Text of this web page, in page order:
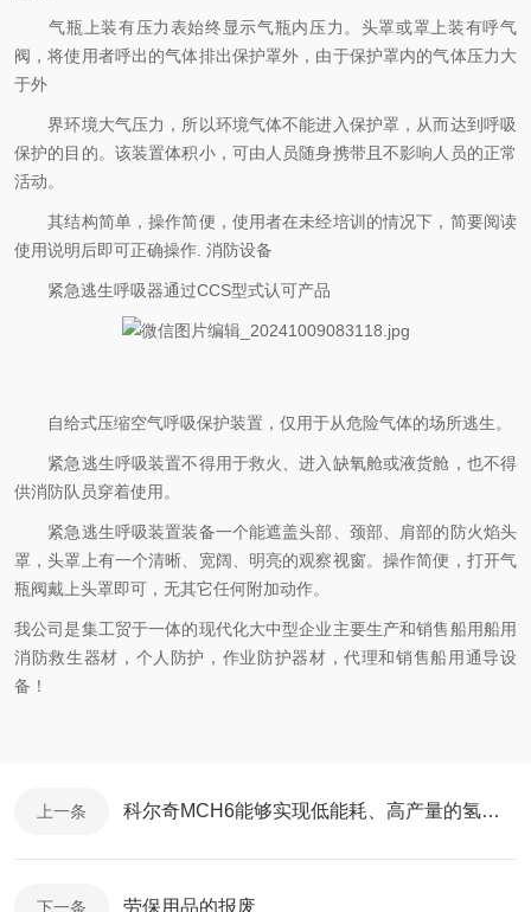
气瓶上装有压力表始终显示气瓶内压力。头罩或罩上装有呼气
阀，将使用者呼出的气体排出保护罩外，由于保护罩内的气体压力大
于外
界环境大气压力，所以环境气体不能进入保护罩，从而达到呼吸
保护的目的。该装置体积小，可由人员随身携带且不影响人员的正常
活动。
其结构简单，操作简便，使用者在未经培训的情况下，简要阅读
使用说明后即可正确操作. 消防设备
紧急逃生呼吸器通过CCS型式认可产品
自给式压缩空气呼吸保护装置，仅用于从危险气体的场所逃生。
紧急逃生呼吸装置不得用于救火、进入缺氧舱或液货舱，也不得
供消防队员穿着使用。
紧急逃生呼吸装置装备一个能遮盖头部、颈部、肩部的防火焰头
罩，头罩上有一个清晰、宽阔、明亮的观察视窗。操作简便，打开气
瓶阀戴上头罩即可，无其它任何附加动作。
我公司是集工贸于一体的现代化大中型企业主要生产和销售船用船用
消防救生器材，个人防护，作业防护器材，代理和销售船用通导设
备！
上一条 科尔奇MCH6能够实现低能耗、高产量的氢气生产
下一条 劳保用品的报废